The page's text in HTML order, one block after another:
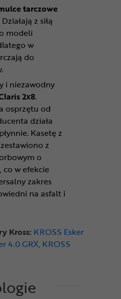
tarczowe
Działają z siłą
modeli
w
do
i niezawodny
2x8.
osprzętu od
działa
Kasetę z
zestawiono z
o
co w efekcie
zakres
na asfalt i
Kross: KROSS Esker
4.0 GRX, KROSS